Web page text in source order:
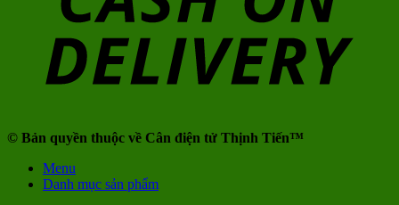
© Bản quyền thuộc về Cân điện tử Thịnh Tiến™
Menu
Danh mục sản phẩm